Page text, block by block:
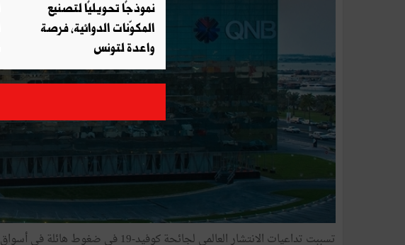
تسببت تداعيات الانتشار العالمي لجائحة
نموذجًا تحويليًا لتصنيع
المكوّنات الدوائية، فرصة
واعدة لتونس